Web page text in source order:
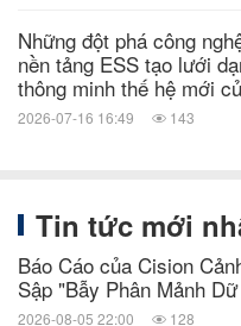
Những đột phá công
nền tảng ESS tạo lưới
thông minh thế hệ mới
2026-07-16 16:49 143
Tin tức mới
Báo Cáo của Cision
Sập "Bẫy Phân Mảnh
2026-08-05 22:00 128